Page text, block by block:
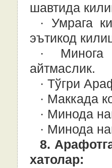
шавтида
· Умрага
эътикод
· Минога
айтмаслик.
· Тўгри
· Маккада
· Минода
· Минода
8.
хатолар: